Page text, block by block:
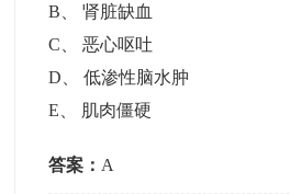
B 、肾脏缺血
C 、恶心呕吐
D 、低渗性脑水肿
E
肌肉僵硬
答案： A